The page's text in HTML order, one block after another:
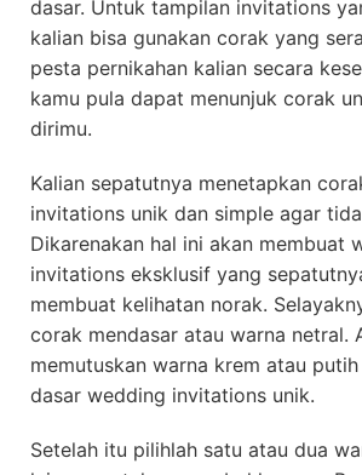
dasar. Untuk tampilan invitations
kalian bisa gunakan corak yang
pesta pernikahan kalian secara
kamu pula dapat menunjuk corak
dirimu.
Kalian sepatutnya menetapkan
invitations unik dan simple agar
Dikarenakan hal ini akan membuat
invitations eksklusif yang
membuat kelihatan norak.
corak mendasar atau warna netral.
memutuskan warna krem atau
dasar wedding invitations unik.
Setelah itu pilihlah satu atau dua